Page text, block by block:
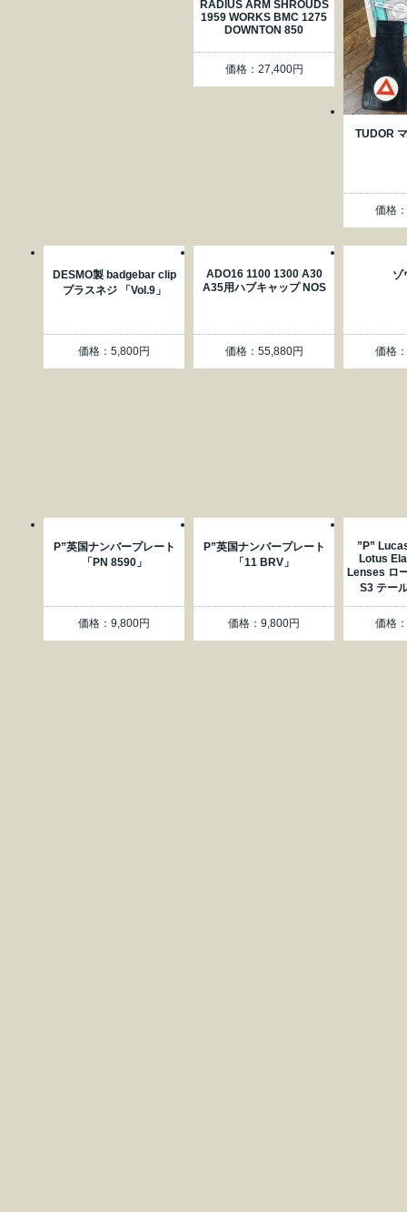
RADIUS ARM SHROUDS
1959 WORKS BMC 1275
DOWNTON 850
価格：27,400円
TUDOR
価格
DESMO製 badgebar clip
プラスネジ 「Vol.9」
価格：5,800円
ADO16 1100 1300 A30
A35用ハブキャップ NOS
価格：55,880円
ゾ
価格
P”英国ナンバープレート
「PN 8590」
価格：9,800円
P”英国ナンバープレート
「11 BRV」
価格：9,800円
”P”
Lotus
Lenses ロ
S3 テー
価格